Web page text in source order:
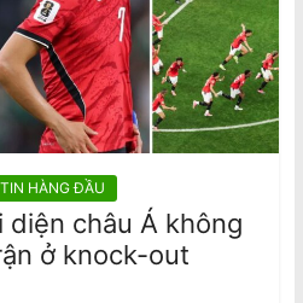
TIN HÀNG ĐẦU
diện châu Á không
ở knock-out